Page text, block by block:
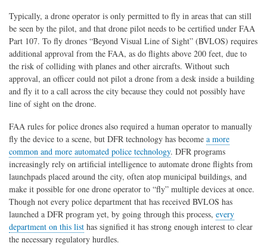
Typically, a drone operator is only permitted to fly in areas that can still
be seen by the pilot, and that drone pilot needs to be certified under FAA
Part 107. To fly drones “Beyond Visual Line of Sight” (BVLOS) requires
additional approval from the FAA, as do flights above 200 feet, due to
the risk of colliding with planes and other aircrafts. Without such
approval, an officer could not pilot a drone from a desk inside a building
and fly it to a call across the city because they could not possibly have
line of sight on the drone.
FAA rules for police drones also required a human operator to manually
fly the device to a scene, but DFR technology has become a more
common and more automated police technology. DFR programs
increasingly rely on artificial intelligence to automate drone flights from
launchpads placed around the city, often atop municipal buildings, and
make it possible for one drone operator to “fly” multiple devices at once.
Though not every police department that has received BVLOS has
launched a DFR program yet, by going through this process, every
department on this list has signified it has strong enough interest to clear
the necessary regulatory hurdles.